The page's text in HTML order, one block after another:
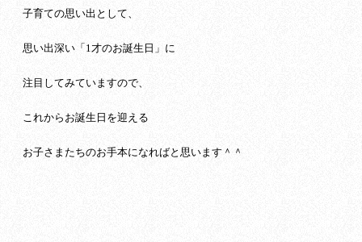
子育ての思い出として、
思い出深い「1才のお誕生日」に
注目してみていますので、
これからお誕生日を迎える
お子さまたちのお手本になればと思います＾＾